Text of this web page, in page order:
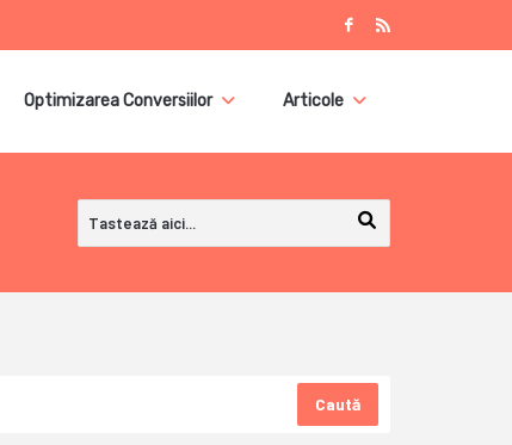
Optimizarea Conversiilor Articole
Caută